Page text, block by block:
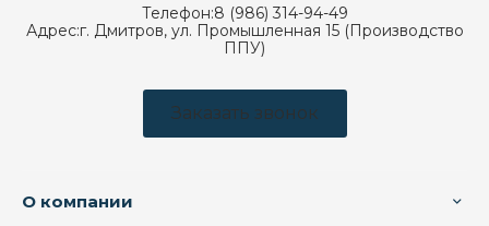
Телефон:8 (986) 314-94-49
Адрес:г. Дмитров, ул. Промышленная 15 (Производство
ППУ)
Заказать звонок
О компании